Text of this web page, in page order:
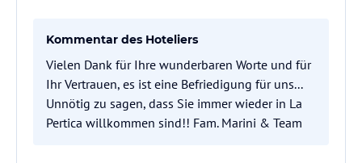
Kommentar des Hoteliers
Vielen Dank für Ihre wunderbaren Worte und für
Ihr Vertrauen, es ist eine Befriedigung für uns...
Unnötig zu sagen, dass Sie immer wieder in La
Pertica willkommen sind!! Fam. Marini & Team